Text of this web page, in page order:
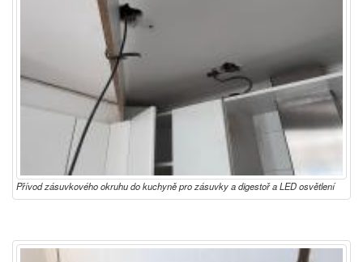
Přívod zásuvkového okruhu do kuchyně pro zásuvky a digestoř a LED osvětlení